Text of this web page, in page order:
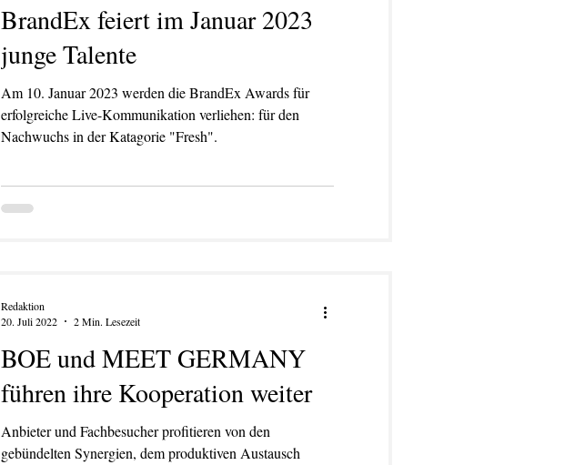
BrandEx feiert im Januar 2023
junge Talente
Am 10. Januar 2023 werden die BrandEx Awards für
erfolgreiche Live-Kommunikation verliehen: für den
Nachwuchs in der Katagorie "Fresh".
BOE und MEET GERMANY
führen ihre Kooperation weiter
Anbieter und Fachbesucher profitieren von den
gebündelten Synergien, dem produktiven Austausch
Redaktion
20. Juli 2022
2 Min. Lesezeit